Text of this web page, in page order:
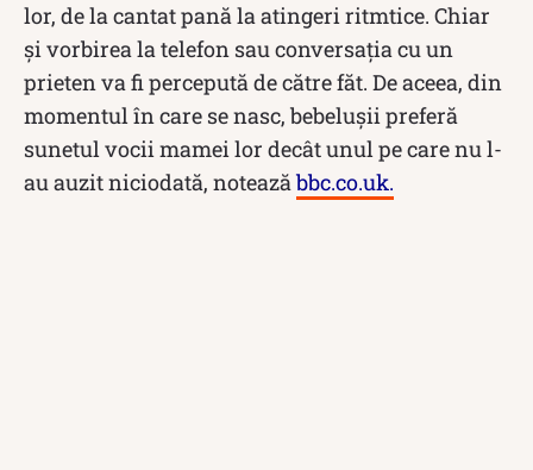
lor, de la cantat pană la atingeri ritmtice. Chiar
și vorbirea la telefon sau conversația cu un
prieten va fi percepută de către făt. De aceea, din
momentul în care se nasc, bebelușii preferă
sunetul vocii mamei lor decât unul pe care nu l-
au auzit niciodată, noteazăbbc.co.uk.